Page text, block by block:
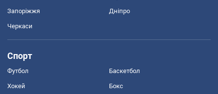
Запоріжжя Дніпро
Черкаси
Спорт
Футбол Баскетбол
Хокей Бокс